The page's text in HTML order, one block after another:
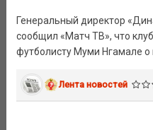
Генеральный директор
сообщил «Матч ТВ», что
футболисту Муми Нгамале о
Лента новостей